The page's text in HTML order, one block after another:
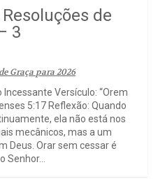
de
3
Graça para 2026
Versículo: “Orem
5:17 Reflexão: Quando
ela não está nos
mecânicos, mas a um
Deus. Orar sem cessar é